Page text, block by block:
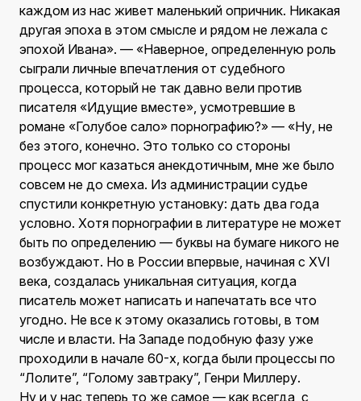
каждом из нас живет маленький опричник. Никакая
другая эпоха в этом смысле и рядом не лежала с
эпохой Ивана». — «Наверное, определенную роль
сыграли личные впечатления от судебного
процесса, который не так давно вели против
писателя «Идущие вместе», усмотревшие в
романе «Голубое сало» порнографию?» — «Ну, не
без этого, конечно. Это только со стороны
процесс мог казаться анекдотичным, мне же было
совсем не до смеха. Из администрации судье
спустили конкретную установку: дать два года
условно. Хотя порнографии в литературе не может
быть по определению — буквы на бумаге никого не
возбуждают. Но в России впервые, начиная с XVI
века, создалась уникальная ситуация, когда
писатель может написать и напечатать все что
угодно. Не все к этому оказались готовы, в том
числе и власти. На Западе подобную фазу уже
проходили в начале 60-х, когда были процессы по
“Лолите”, “Голому завтраку”, Генри Миллеру.
Ну и у нас теперь то же самое — как всегда, с